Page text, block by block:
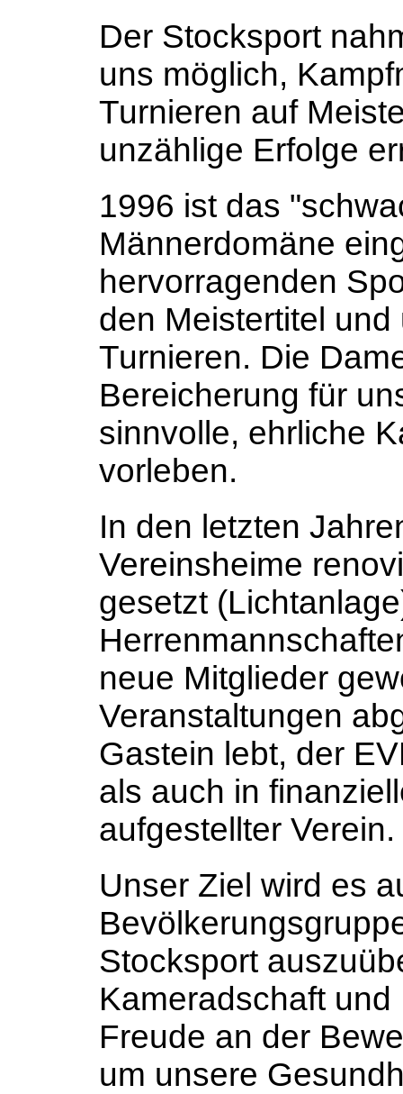
Der Stocksport
uns möglich,
Turnieren auf
unzählige Erfolge
1996 ist das
Männerdomäne
hervorragenden
den Meistertitel
Turnieren. Die
Bereicherung für
sinnvolle, ehrliche
vorleben.
In den letzten
Vereinsheime
gesetzt
neue Mitglieder
Veranstaltungen
Gastein lebt, der
als auch in
aufgestellter Verein.
Unser Ziel wird es
Stocksport
Kameradschaft
Freude an der
um unsere